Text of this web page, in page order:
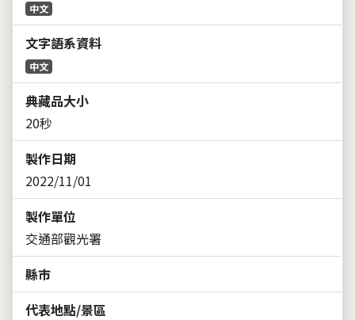
中文
文字語系資料
中文
典藏品大小
20秒
製作日期
2022/11/01
製作單位
交通部觀光署
縣市
代表地點/景區